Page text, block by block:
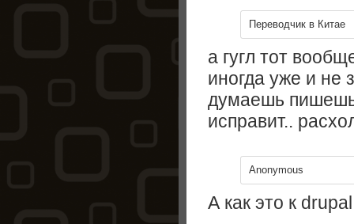
Переводчик в Китае
а гугл тот
иногда уже и не
думаешь
исправит..
Anonymous
А как это к